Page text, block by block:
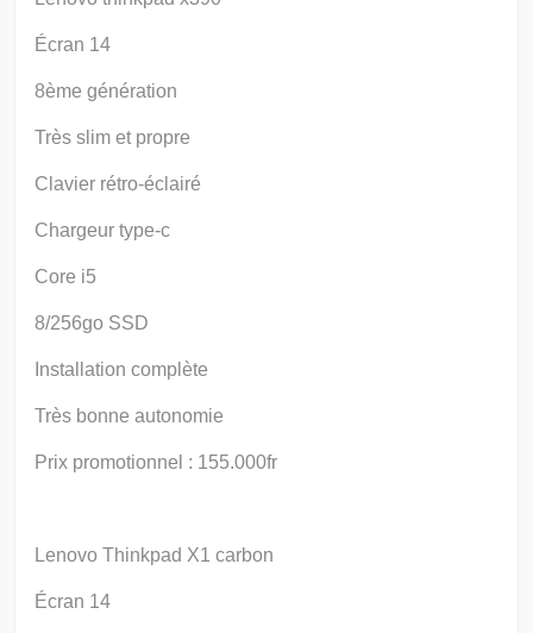
Écran 14
8ème génération
Très slim et propre
Clavier rétro-éclairé
Chargeur type-c
Core i5
8/256go SSD
Installation complète
Très bonne autonomie
Prix promotionnel : 155.000fr
Lenovo Thinkpad X1 carbon
Écran 14